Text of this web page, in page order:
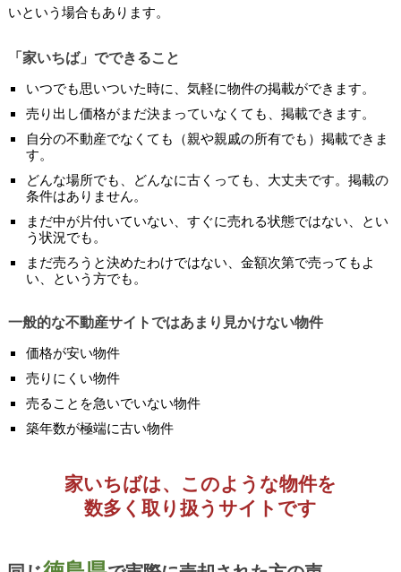
いという場合もあります。
「家いちば」でできること
いつでも思いついた時に、気軽に物件の掲載ができます。
売り出し価格がまだ決まっていなくても、掲載できます。
自分の不動産でなくても（親や親戚の所有でも）掲載できま
す。
どんな場所でも、どんなに古くっても、大丈夫です。掲載の
条件はありません。
まだ中が片付いていない、すぐに売れる状態ではない、とい
う状況でも。
まだ売ろうと決めたわけではない、金額次第で売ってもよ
い、という方でも。
一般的な不動産サイトではあまり見かけない物件
価格が安い物件
売りにくい物件
売ることを急いでいない物件
築年数が極端に古い物件
家いちばは、このような物件を
数多く取り扱うサイトです